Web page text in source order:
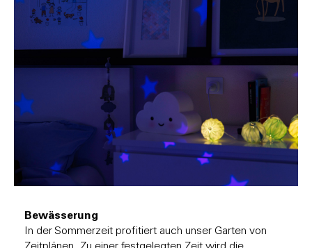
Bewässerung
In der Sommerzeit profitiert auch unser Garten von